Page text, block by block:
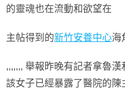
的靈魂也在流動和欲望在
主帖得到的新竹安養中心海
,,,,,,, 舉報昨晚有記者拿魯
該女子已經暴露了醫院的陳